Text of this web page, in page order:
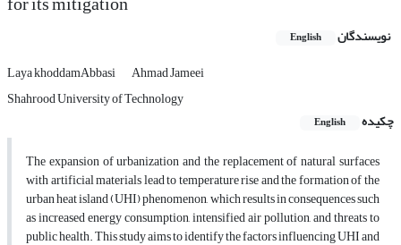
نویسندگان English
Laya khoddamAbbasi
Ahmad Jameei
Shahrood University of Technology
چکیده
English
The expansion of urbanization and the replacement of natural surfaces
with artificial materials lead to temperature rise and the formation of the
urban heat island (UHI) phenomenon, which results in consequences such
as increased energy consumption, intensified air pollution, and threats to
public health. This study aims to identify the factors influencing UHI and